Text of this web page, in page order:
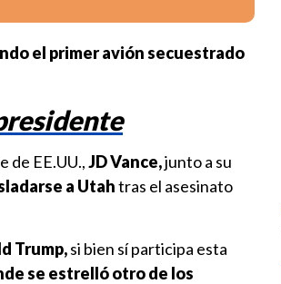
el primer avión secuestrado
de EE.UU.,JD Vance,junto a su
a Utahtras el asesinato
Trump,si bien sí participa esta
se estrelló otro de los